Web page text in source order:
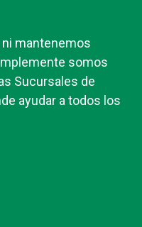
mantenemos
somos
Sucursales de
ayudar a todos los